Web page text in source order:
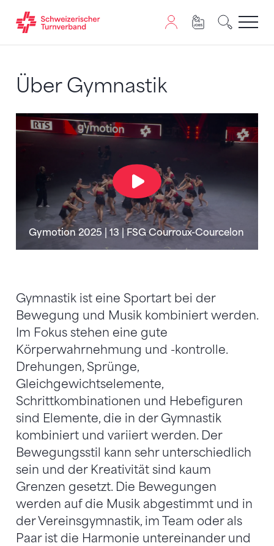
Über Gymnastik
Gymotion 2025 | 13 | FSG Courroux-Courcelon
Gymnastik ist eine Sportart bei der
Bewegung und Musik kombiniert werden.
Im Fokus stehen eine gute
Körperwahrnehmung und -kontrolle.
Drehungen, Sprünge,
Gleichgewichtselemente,
Schrittkombinationen und Hebefiguren
sind Elemente, die in der Gymnastik
kombiniert und variiert werden. Der
Bewegungsstil kann sehr unterschiedlich
sein und der Kreativität sind kaum
Grenzen gesetzt. Die Bewegungen
werden auf die Musik abgestimmt und in
der Vereinsgymnastik, im Team oder als
Paar ist die Harmonie untereinander und